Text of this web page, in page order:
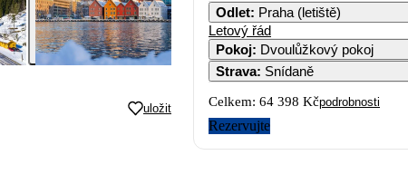
uložit
Odlet: Praha (letiště)
Letový řád
Pokoj: Dvoulůžkový pokoj
Strava: Snídaně
Celkem: 64 398 Kčpodrobnosti
Rezervujte